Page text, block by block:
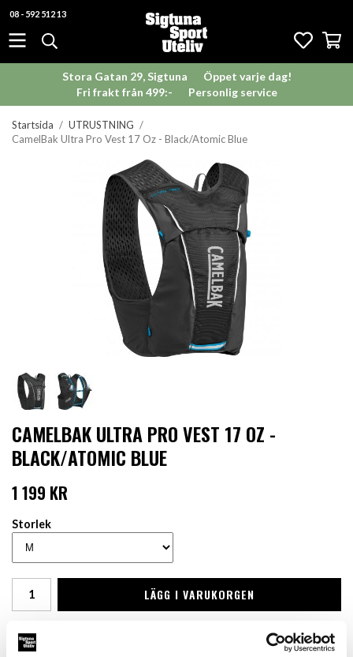
08 - 592 512 13
Stora Gatan 29, Sigtuna
Öppet varje dag!
Fri frakt från 499:-
Personlig service
Startsida / UTRUSTNING /
CamelBak Ultra Pro Vest 17 Oz - Black/Atomic Blue
CAMELBAK ULTRA PRO VEST 17 OZ -
BLACK/ATOMIC BLUE
1 199 KR
Storlek
LÄGG I VARUKORGEN